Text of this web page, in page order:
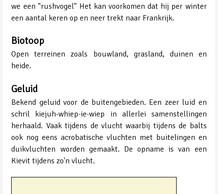
we een "rushvogel" Het kan voorkomen dat hij per winter
een aantal keren op en neer trekt naar Frankrijk.
Biotoop
Open terreinen zoals bouwland, grasland, duinen en
heide.
Geluid
Bekend geluid voor de buitengebieden. Een zeer luid en
schril kiejuh-whiep-ie-wiep in allerlei samenstellingen
herhaald. Vaak tijdens de vlucht waarbij tijdens de balts
ook nog eens acrobatische vluchten met buitelingen en
duikvluchten worden gemaakt. De opname is van een
Kievit tijdens zo'n vlucht.